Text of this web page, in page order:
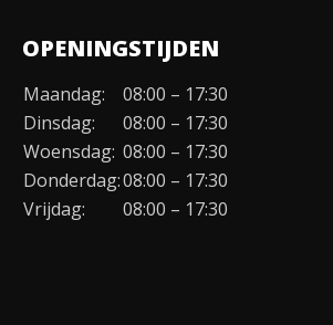
Organisatie
Duurzaamheid
Werken bij
Contact
OPENINGSTIJDEN
Maandag:
08:00 – 17:30
Dinsdag:
08:00 – 17:30
Woensdag: 08:00 – 17:30
Donderdag:08:00 – 17:30
Vrijdag:
08:00 – 17:30